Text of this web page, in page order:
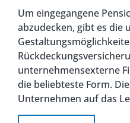
Um eingegangene
abzudecken, gibt es die
unternehmensexterne
die beliebteste Form.
Unternehmen auf das